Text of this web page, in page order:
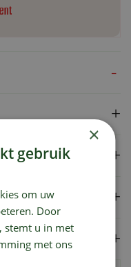
×
gebruik
om uw
Door
stemt u in met
met ons